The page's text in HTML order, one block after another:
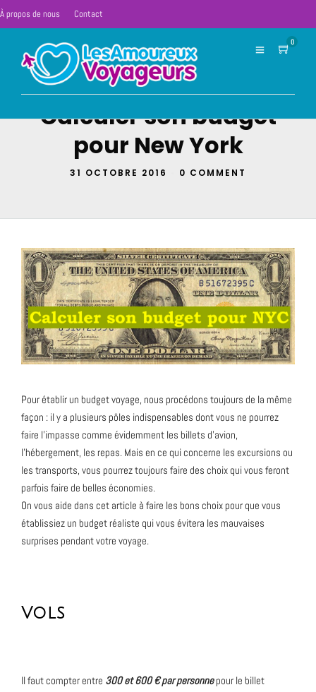
À propos de nous Contact
0
Calculer son budget
pour New York
31 OCTOBRE 2016 0 COMMENT
Pour établir un budget voyage, nous procédons toujours de la même
façon : il y a plusieurs pôles indispensables dont vous ne pourrez
faire l’impasse comme évidemment les billets d’avion,
l’hébergement, les repas. Mais en ce qui concerne les excursions ou
les transports, vous pourrez toujours faire des choix qui vous feront
parfois faire de belles économies.
On vous aide dans cet article à faire les bons choix pour que vous
établissiez un budget réaliste qui vous évitera les mauvaises
surprises pendant votre voyage.
Vols
Il faut compter entre 300 et 600 € par personnepour le billet